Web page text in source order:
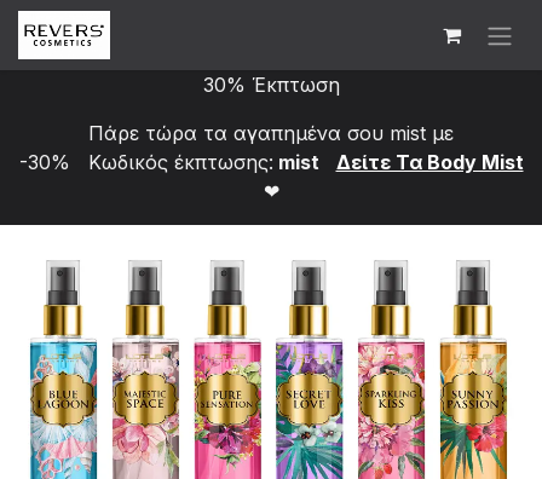
Skip to Content
30% Έκπτωση
Πάρε τώρα τα αγαπημένα σου mist με
-30% Κωδικός έκπτωσης: mist
Δείτε Τα Bod​y Mist
❤